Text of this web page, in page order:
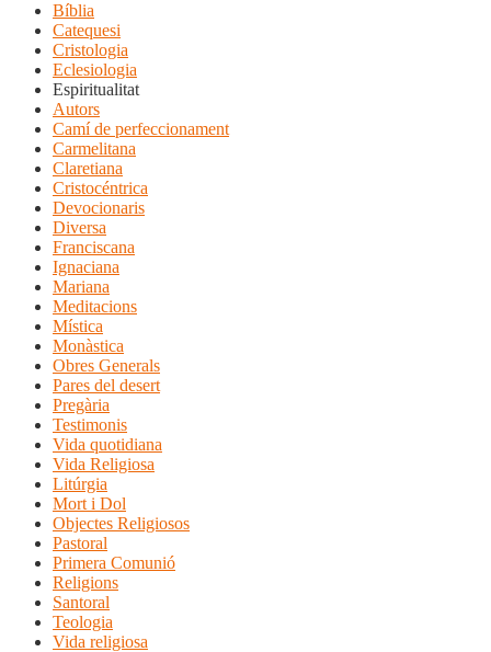
Bíblia
Catequesi
Cristologia
Eclesiologia
Espiritualitat
Autors
Camí de perfeccionament
Carmelitana
Claretiana
Cristocéntrica
Devocionaris
Diversa
Franciscana
Ignaciana
Mariana
Meditacions
Mística
Monàstica
Obres Generals
Pares del desert
Pregària
Testimonis
Vida quotidiana
Vida Religiosa
Litúrgia
Mort i Dol
Objectes Religiosos
Pastoral
Primera Comunió
Religions
Santoral
Teologia
Vida religiosa